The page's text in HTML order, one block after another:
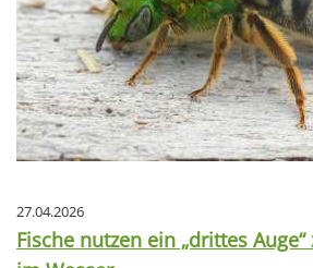
27.04.2026
Fische nutzen ein „drittes